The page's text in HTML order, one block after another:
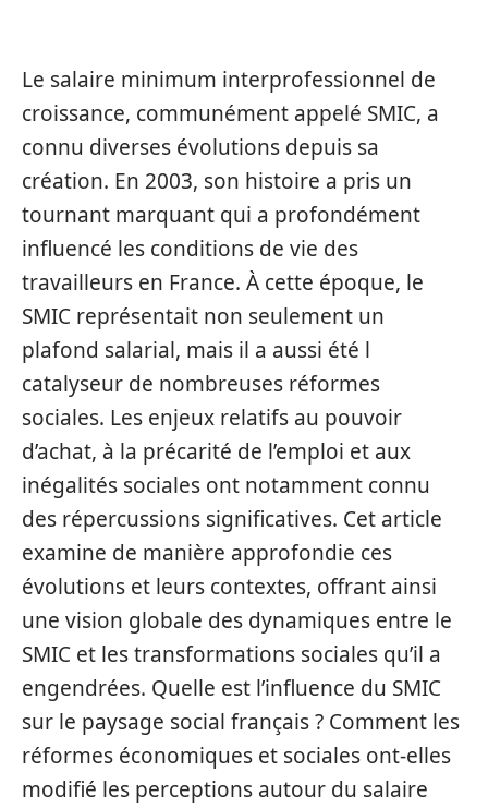
Le salaire minimum interprofessionnel de
croissance, communément appelé SMIC, a
connu diverses évolutions depuis sa
création. En 2003, son histoire a pris un
tournant marquant qui a profondément
influencé les conditions de vie des
travailleurs en France. À cette époque, le
SMIC représentait non seulement un
plafond salarial, mais il a aussi été l
catalyseur de nombreuses réformes
sociales. Les enjeux relatifs au pouvoir
d’achat, à la précarité de l’emploi et aux
inégalités sociales ont notamment connu
des répercussions significatives. Cet article
examine de manière approfondie ces
évolutions et leurs contextes, offrant ainsi
une vision globale des dynamiques entre le
SMIC et les transformations sociales qu’il a
engendrées. Quelle est l’influence du SMIC
sur le paysage social français ? Comment les
réformes économiques et sociales ont-elles
modifié les perceptions autour du salaire